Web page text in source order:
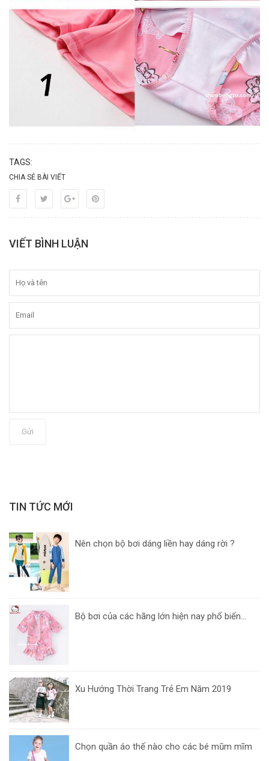
TAGS:
CHIA SẺ BÀI VIẾT
VIẾT BÌNH LUẬN
Gửi
TIN TỨC MỚI
Nên chọn bộ bơi dáng liền hay dáng rời ?
Bộ bơi của các hãng lớn hiện nay phổ biến...
Xu Hướng Thời Trang Trẻ Em Năm 2019
Chọn quần áo thế nào cho các bé mũm mĩm